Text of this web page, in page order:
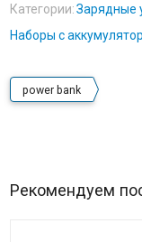
Категории:Зарядные
Наборы с
power bank
Рекомендуем